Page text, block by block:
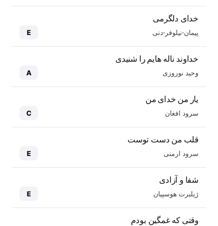
خدای دلگرمی
پیمان-نیلوفر-دنی E
خداوند ناله هایم را شنیدی
وحید نوروزی A
یار من خدای من
سرود افغان C
قلب من دست توست
سرود ارمنی E
شفا و آزادی
ژیلبرت هوسپیان E
وقتی که غمگین بودم